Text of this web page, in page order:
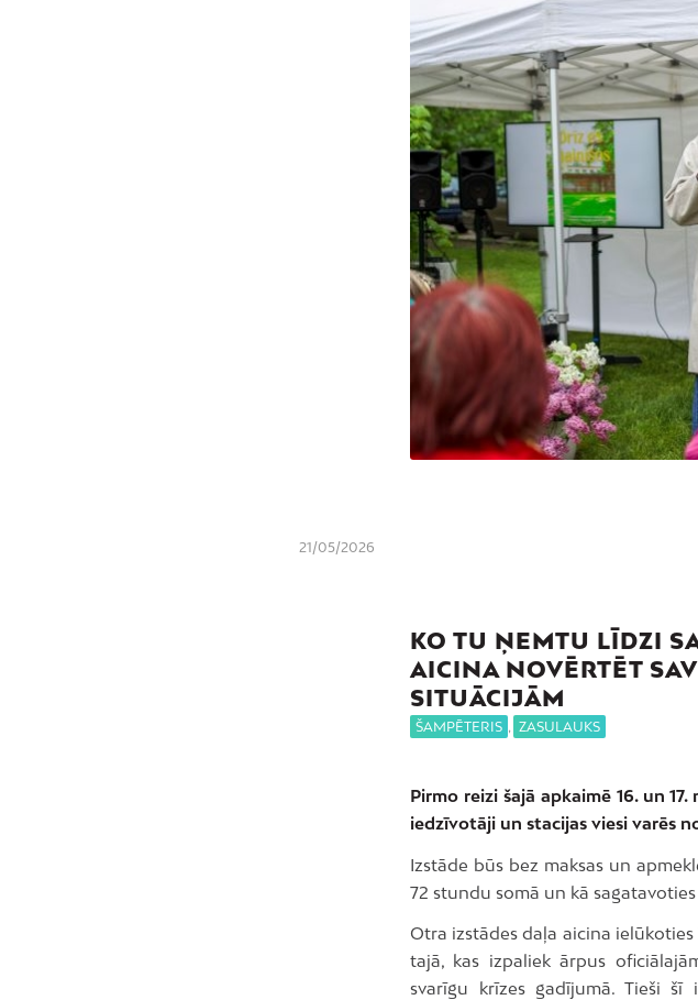
21/05/2026
KO TU ŅEMTU LĪDZI
AICINA NOVĒRTĒT
SITUĀCIJĀM
ŠAMPĒTERIS , ZASULAUKS
Pirmo reizi šajā apkaimē 16. un
iedzīvotāji un stacijas viesi varēs
Izstāde būs bez maksas un
72 stundu somā un kā
Otra izstādes daļa aicina ielūkoties
tajā, kas izpaliek ārpus
svarīgu krīzes gadījumā. Tieši